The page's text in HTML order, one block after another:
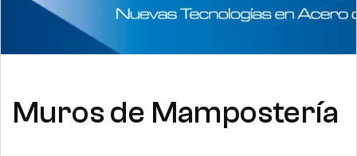
Muros de Mampostería